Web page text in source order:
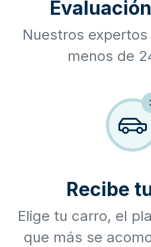
Nuestros
menos de
Recibe
Elige tu carro, el
que más se